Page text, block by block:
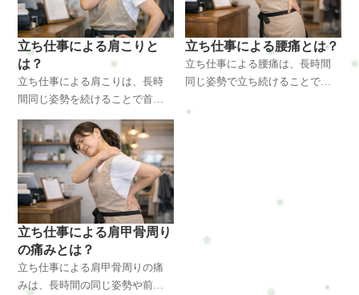
す。横浜・戸塚エリアで頭痛や
肩こりに悩む方にも参考になる
内容です。
の視点で分かりやすく解説しま
す。横浜・戸塚エリアで体の不
調に悩む方にも参考になる内容
です。
立ち仕事による肩こりと
は？
立ち仕事による肩こりは、長時
間同じ姿勢を続けることで首や
低下して起こりやすくなりま
す。販売職や調理、接客業など
で肩こりを感じやすい方へ、原
因と改善方法を整体師の視点で
分かりやすく解説します。横浜
や戸塚で不調に悩む方にも役立
つ内容です。
立ち仕事による腰痛とは？
立ち仕事による腰痛は、長時間
同じ姿勢で立ち続けることで腰
り起こりやすくなります。販売
立ち仕事による肩甲骨周り
の痛みとは？
立ち仕事による肩甲骨周りの痛
みは、長時間の同じ姿勢や前か